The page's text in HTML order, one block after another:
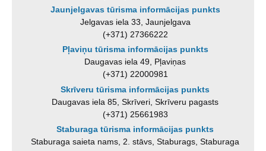
Jaunjelgavas tūrisma informācijas punkts
Jelgavas iela 33, Jaunjelgava
(+371) 27366222
Pļaviņu tūrisma informācijas punkts
Daugavas iela 49, Pļaviņas
(+371) 22000981
Skrīveru tūrisma informācijas punkts
Daugavas iela 85, Skrīveri, Skrīveru pagasts
(+371) 25661983
Staburaga tūrisma informācijas punkts
Staburaga saieta nams, 2. stāvs, Staburags, Staburaga